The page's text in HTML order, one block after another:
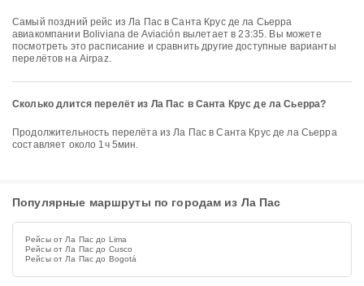
Самый поздний рейс из Ла Пас в Санта Крус де ла Сьерра
авиакомпании Boliviana de Aviación вылетает в 23:35. Вы можете
посмотреть это расписание и сравнить другие доступные варианты
перелётов на Airpaz.
Сколько длится перелёт из Ла Пас в Санта Крус де ла Сьерра?
Продолжительность перелёта из Ла Пас в Санта Крус де ла Сьерра
составляет около 1ч 5мин.
Популярные маршруты по городам из Ла Пас
Рейсы от Ла Пас до Lima
Рейсы от Ла Пас до Cusco
Рейсы от Ла Пас до Bogotá